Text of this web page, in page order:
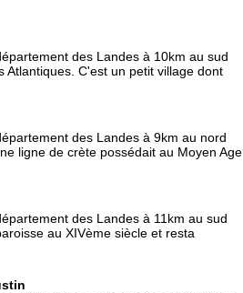
des Landes à 10km au sud
C'est un petit village dont
des Landes à 9km au nord
ligne de crète possédait au Moyen Age
des Landes à 11km au sud
au XIVème siècle et resta